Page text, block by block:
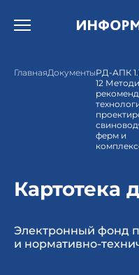
Открыть бургер меню.
ГлавнаяДокументыРД-АПК
12
ферм и
Картотека
Электронный фонд
и нормативно-